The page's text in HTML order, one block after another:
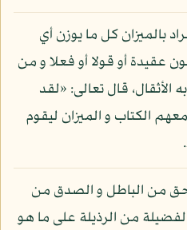
بالميزان كل ما يوزن أي
عقيدة أو قولا أو فعلا و من
الأثقال، قال تعالى: «لقد
معهم الكتاب و الميزان ليقوم
من الباطل و الصدق من
من الرذيلة على ما هو